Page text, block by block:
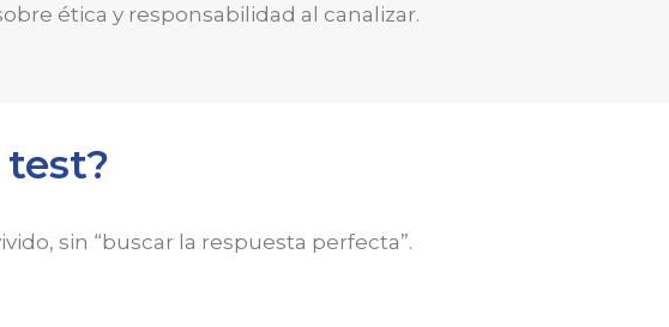
ética y responsabilidad al canalizar.
sin “buscar la respuesta perfecta”.